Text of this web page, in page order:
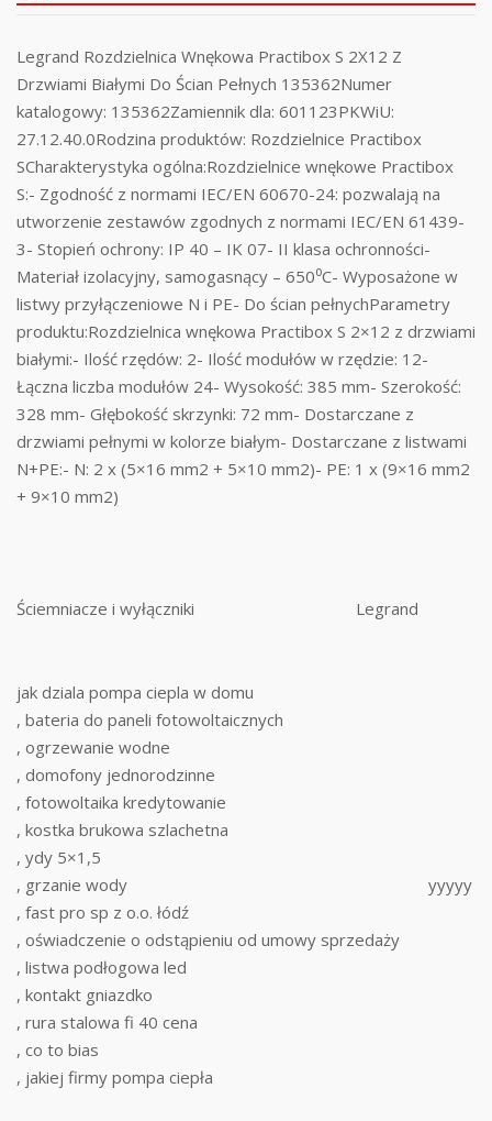
Legrand Rozdzielnica Wnękowa Practibox S 2X12 Z
Drzwiami Białymi Do Ścian Pełnych 135362Numer
katalogowy: 135362Zamiennik dla: 601123PKWiU:
27.12.40.0Rodzina produktów: Rozdzielnice Practibox
SCharakterystyka ogólna:Rozdzielnice wnękowe Practibox
S:- Zgodność z normami IEC/EN 60670-24: pozwalają na
utworzenie zestawów zgodnych z normami IEC/EN 61439-
3- Stopień ochrony: IP 40 – IK 07- II klasa ochronności-
Materiał izolacyjny, samogasnący – 650⁰C- Wyposażone w
listwy przyłączeniowe N i PE- Do ścian pełnychParametry
produktu:Rozdzielnica wnękowa Practibox S 2×12 z drzwiami
białymi:- Ilość rzędów: 2- Ilość modułów w rzędzie: 12-
Łączna liczba modułów 24- Wysokość: 385 mm- Szerokość:
328 mm- Głębokość skrzynki: 72 mm- Dostarczane z
drzwiami pełnymi w kolorze białym- Dostarczane z listwami
N+PE:- N: 2 x (5×16 mm2 + 5×10 mm2)- PE: 1 x (9×16 mm2
+ 9×10 mm2)
Ściemniacze i wyłączniki Legrand
jak dziala pompa ciepla w domu
, bateria do paneli fotowoltaicznych
, ogrzewanie wodne
, domofony jednorodzinne
, fotowoltaika kredytowanie
, kostka brukowa szlachetna
, ydy 5×1,5
, grzanie wody
, fast pro sp z o.o. łódź
, oświadczenie o odstąpieniu od umowy sprzedaży
, listwa podłogowa led
, kontakt gniazdko
, rura stalowa fi 40 cena
, co to bias
, jakiej firmy pompa ciepła
yyyyy